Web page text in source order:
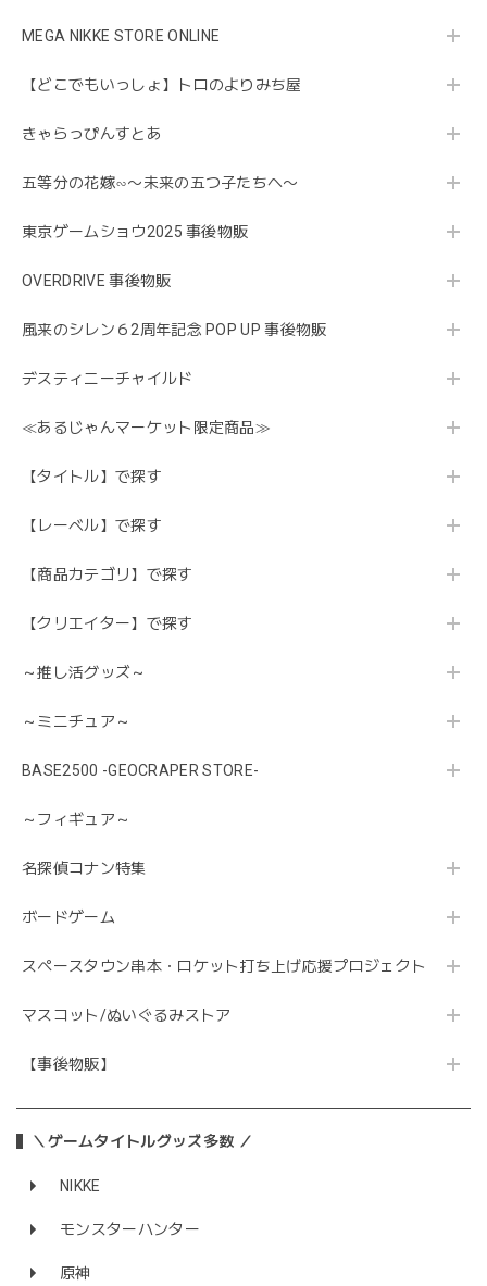
MEGA NIKKE STORE ONLINE
【どこでもいっしょ】トロのよりみち屋
きゃらっぴんすとあ
五等分の花嫁∽〜未来の五つ子たちへ〜
東京ゲームショウ2025 事後物販
OVERDRIVE 事後物販
風来のシレン６2周年記念 POP UP 事後物販
デスティニーチャイルド
≪あるじゃんマーケット限定商品≫
【タイトル】で探す
【レーベル】で探す
【商品カテゴリ】で探す
【クリエイター】で探す
～推し活グッズ～
～ミニチュア～
BASE2500 -GEOCRAPER STORE-
～フィギュア～
名探偵コナン特集
ボードゲーム
スペースタウン串本・ロケット打ち上げ応援プロジェクト
マスコット/ぬいぐるみストア
【事後物販】
＼ゲームタイトルグッズ多数 ／
NIKKE
モンスターハンター
原神